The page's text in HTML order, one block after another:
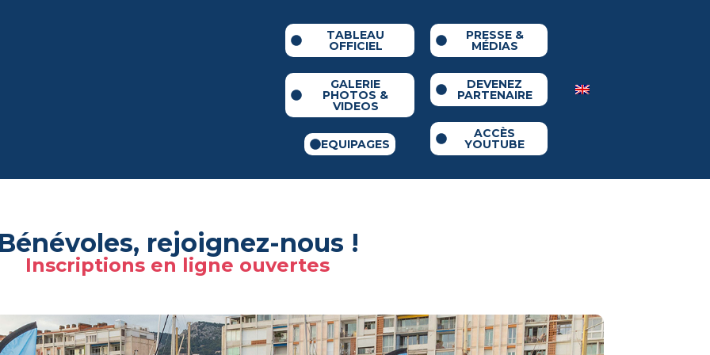
TABLEAU
OFFICIEL
GALERIE
PHOTOS &
VIDEOS
EQUIPAGES
PRESSE &
MÉDIAS
DEVENEZ
PARTENAIRE
ACCÈS
YOUTUBE
rejoignez-nous !
Inscriptions en ligne ouvertes